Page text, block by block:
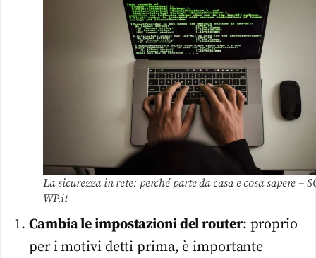
La sicurezza in rete: perché parte da casa e cosa sapere –
WP.it
Cambia le impostazioni del router: proprio
per i motivi detti prima, è importante